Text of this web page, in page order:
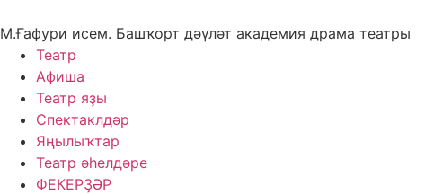
М.Ғафури исем. Башҡорт дәүләт академия драма театры
Театр
Афиша
Театр яҙы
Спектаклдәр
Яңылыҡтар
Театр әһелдәре
ФЕКЕРҘӘР